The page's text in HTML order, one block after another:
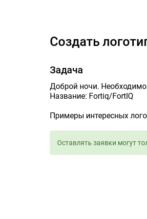
Создать
Задача
Доброй ночи.
Название: Fortiq/FortIQ
Примеры интересных
Оставлять заявки могут